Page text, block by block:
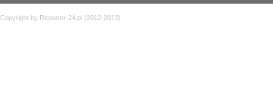
Copyright by Reporter-24.pl (2012-2013)